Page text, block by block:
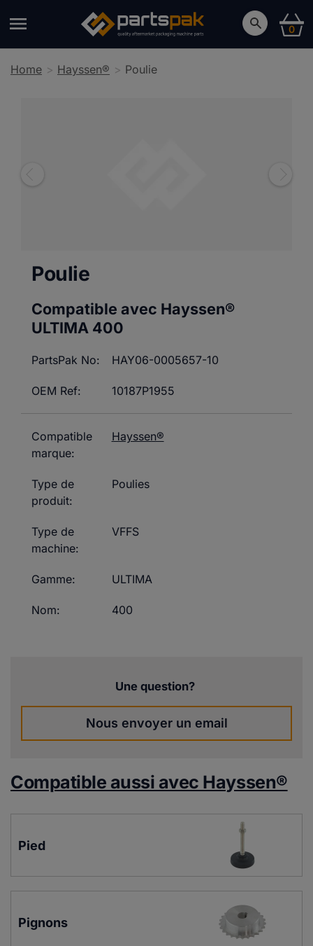
0
Home Hayssen® Poulie
Poulie
Compatible avec Hayssen®
ULTIMA 400
PartsPak No: HAY06-0005657-10
OEM Ref: 10187P1955
Compatible
marque:
Hayssen®
Type de
produit:
Poulies
Type de
machine:
VFFS
Gamme: ULTIMA
Nom: 400
Une question?
Nous envoyer un email
Compatible aussi avec Hayssen®
Pied
Pignons